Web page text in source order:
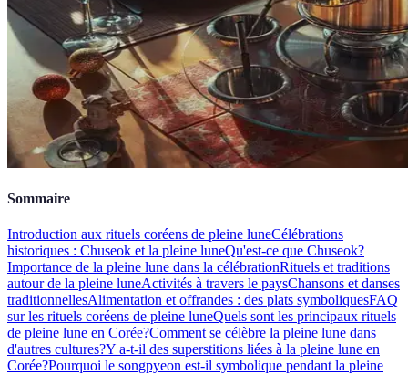
Sommaire
Introduction aux rituels coréens de pleine luneCélébrations
historiques : Chuseok et la pleine luneQu'est-ce que Chuseok?
Importance de la pleine lune dans la célébrationRituels et traditions
autour de la pleine luneActivités à travers le paysChansons et danses
traditionnellesAlimentation et offrandes : des plats symboliquesFAQ
sur les rituels coréens de pleine luneQuels sont les principaux rituels
de pleine lune en Corée?Comment se célèbre la pleine lune dans
d'autres cultures?Y a-t-il des superstitions liées à la pleine lune en
Corée?Pourquoi le songpyeon est-il symbolique pendant la pleine